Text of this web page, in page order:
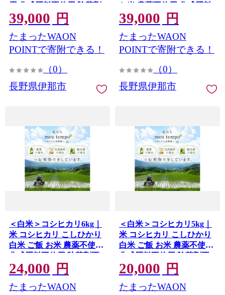
用 化成肥料不使用 除草剤
不使用 伊那 伊那産 長野県
【039-07】
39,000 円
たまったWAON
POINTで寄附できる！
（0）
長野県伊那市
お米 農薬不使用 化成肥料
不使用 除草剤不使用 伊那
伊那産 長野県 【039-06】
39,000 円
たまったWAON
POINTで寄附できる！
（0）
長野県伊那市
＜白米＞コシヒカリ6kg｜
米 コシヒカリ こしひかり
白米 ご飯 お米 農薬不使用
化成肥料不使用 除草剤不
使用 伊那 伊那産 長野県
【024-22】
24,000 円
たまったWAON
＜白米＞コシヒカリ5kg｜
米 コシヒカリ こしひかり
白米 ご飯 お米 農薬不使用
化成肥料不使用 除草剤不
使用 伊那 伊那産 長野県
【020-55】
20,000 円
たまったWAON